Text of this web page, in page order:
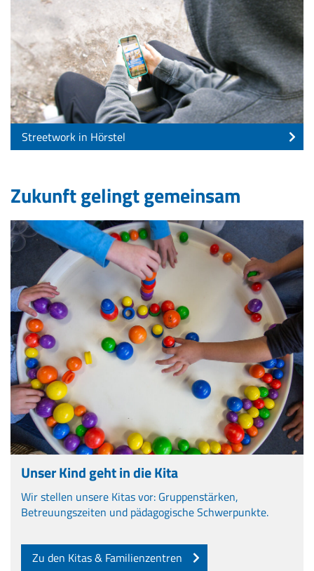
Streetwork in Hörstel
Zukunft gelingt gemeinsam
Unser Kind geht in die Kita
Wir stellen unsere Kitas vor: Gruppenstärken,
Betreuungszeiten und pädagogische Schwerpunkte.
Zu den Kitas & Familienzentren